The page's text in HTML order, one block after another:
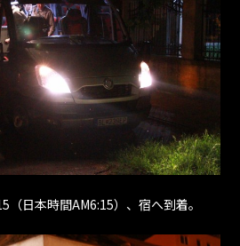
（日本時間AM6:15）、宿へ到着。